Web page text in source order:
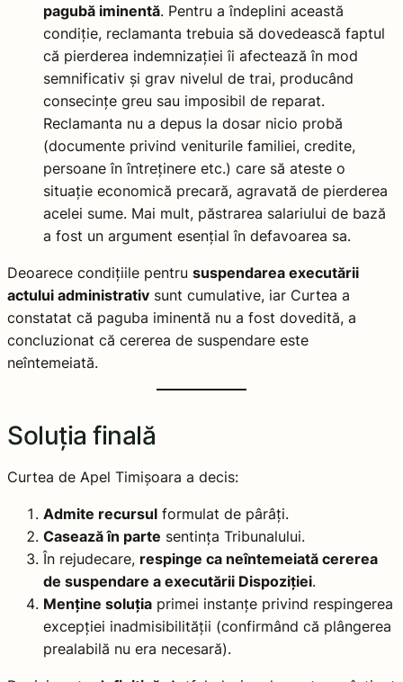
pagubă iminentă. Pentru a îndeplini această
condiție, reclamanta trebuia să dovedească faptul
că pierderea indemnizației îi afectează în mod
semnificativ și grav nivelul de trai, producând
consecințe greu sau imposibil de reparat.
Reclamanta nu a depus la dosar nicio probă
(documente privind veniturile familiei, credite,
persoane în întreținere etc.) care să ateste o
situație economică precară, agravată de pierderea
acelei sume. Mai mult, păstrarea salariului de bază
a fost un argument esențial în defavoarea sa.
Deoarece condițiile pentru suspendarea executării
actului administrativ sunt cumulative, iar Curtea a
constatat că paguba iminentă nu a fost dovedită, a
concluzionat că cererea de suspendare este
neîntemeiată.
Soluția finală
Curtea de Apel Timișoara a decis:
Admite recursul formulat de pârâți.
Casează în parte sentința Tribunalului.
În rejudecare, respinge ca neîntemeiată cererea
de suspendare a executării Dispoziției.
Menține soluția primei instanțe privind respingerea
excepției inadmisibilității (confirmând că plângerea
prealabilă nu era necesară).